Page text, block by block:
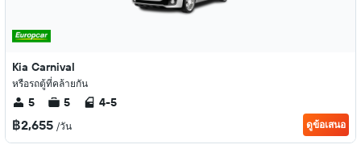
Kia Carnival
หรือรถตู้ที่คล้ายกัน
5 5 4-5
฿2,655 /วัน ดูข้อเสนอ